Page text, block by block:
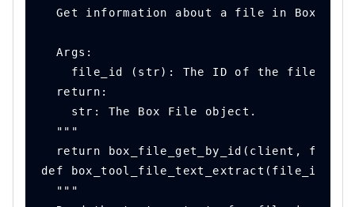
Get information about a file in Box by
  Args:
file_id (str): The ID of the file to
  return:
    str: The Box File object.
  """
return box_file_get_by_id(client,
def box_tool_file_text_extract(file_id:
  """